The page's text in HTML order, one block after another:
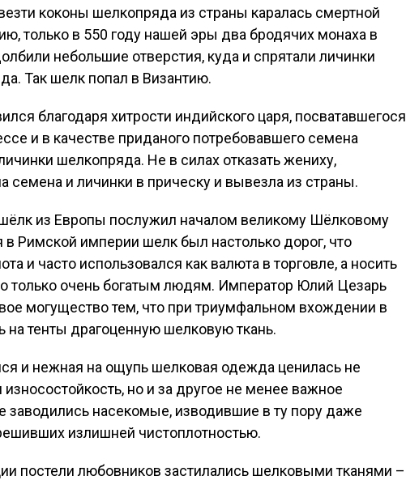
коконы шелкопряда из страны каралась смертной
только в 550 году нашей эры два бродячих монаха в
небольшие отверстия, куда и спрятали личинки
Так шелк попал в Византию.
благодаря хитрости индийского царя, посватавшегося
и в качестве приданого потребовавшего семена
шелкопряда. Не в силах отказать жениху,
семена и личинки в прическу и вывезла из страны.
из Европы послужил началом великому Шёлковому
Римской империи шелк был настолько дорог, что
и часто использовался как валюта в торговле, а носить
только очень богатым людям. Император Юлий Цезарь
могущество тем, что при триумфальном вхождении в
на тенты драгоценную шелковую ткань.
и нежная на ощупь шелковая одежда ценилась не
износостойкость, но и за другое не менее важное
заводились насекомые, изводившие в ту пору даже
излишней чистоплотностью.
постели любовников застилались шелковыми тканями –